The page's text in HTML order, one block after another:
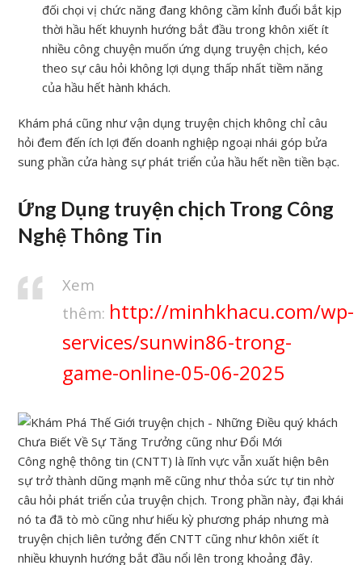
đối chọi vị chức năng đang không cầm kỉnh đuổi bắt kịp
thời hầu hết khuynh hướng bắt đầu trong khôn xiết ít
nhiều công chuyện muốn ứng dụng truyện chịch, kéo
theo sự câu hỏi không lợi dụng thấp nhất tiềm năng
của hầu hết hành khách.
Khám phá cũng như vận dụng truyện chịch không chỉ câu
hỏi đem đến ích lợi đến doanh nghiệp ngoại nhái góp bửa
sung phần cửa hàng sự phát triển của hầu hết nền tiền bạc.
Ứng Dụng truyện chịch Trong Công
Nghệ Thông Tin
Xem
thêm: http://minhkhacu.com/wp-
services/sunwin86-trong-
game-online-05-06-2025
Công nghệ thông tin (CNTT) là lĩnh vực vẫn xuất hiện bên
sự trở thành dũng mạnh mẽ cũng như thỏa sức tự tin nhờ
câu hỏi phát triển của truyện chịch. Trong phần này, đại khái
nó ta đã tò mò cũng như hiếu kỳ phương pháp nhưng mà
truyện chịch liên tưởng đến CNTT cũng như khôn xiết ít
nhiều khuynh hướng bắt đầu nổi lên trong khoảng đây.